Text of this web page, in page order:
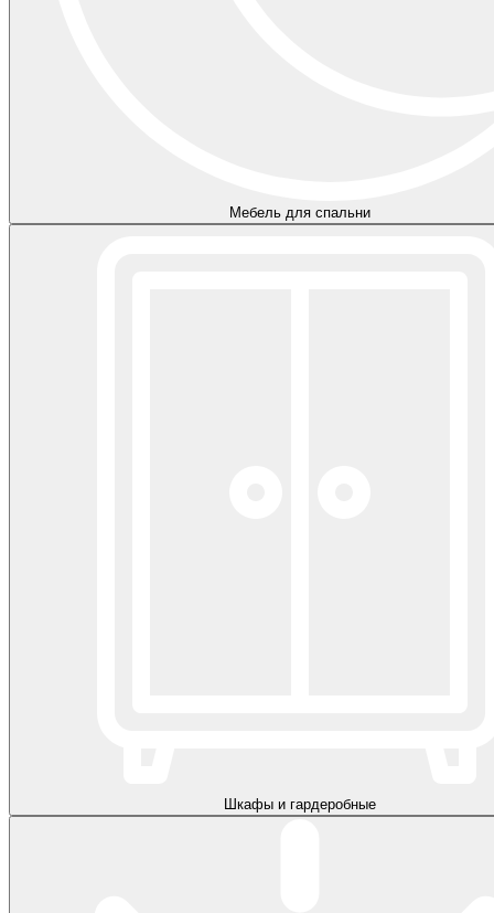
Мебель для спальни
Шкафы и гардеробные